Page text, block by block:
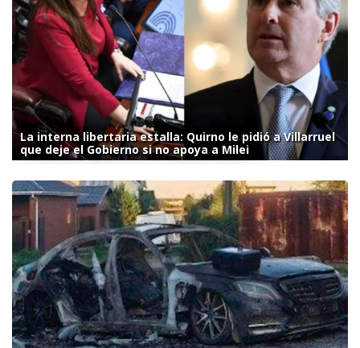
La interna libertaria estalla: Quirno le pidió a Villarruel
que deje el Gobierno si no apoya a Milei